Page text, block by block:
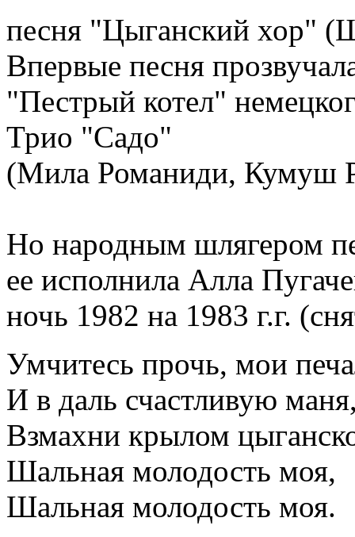
песня "Цыганский хор"
Впервые песня
"Пестрый котел"
Трио "Садо"
(Мила Романиди, Кумуш
Но народным шлягером
ее исполнила Алла
ночь 1982 на 1983 г.г.
Умчитесь прочь, мои
И в даль счастливую
Взмахни крылом
Шальная молодость моя,
Шальная молодость моя.